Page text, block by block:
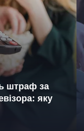
штраф за
яку